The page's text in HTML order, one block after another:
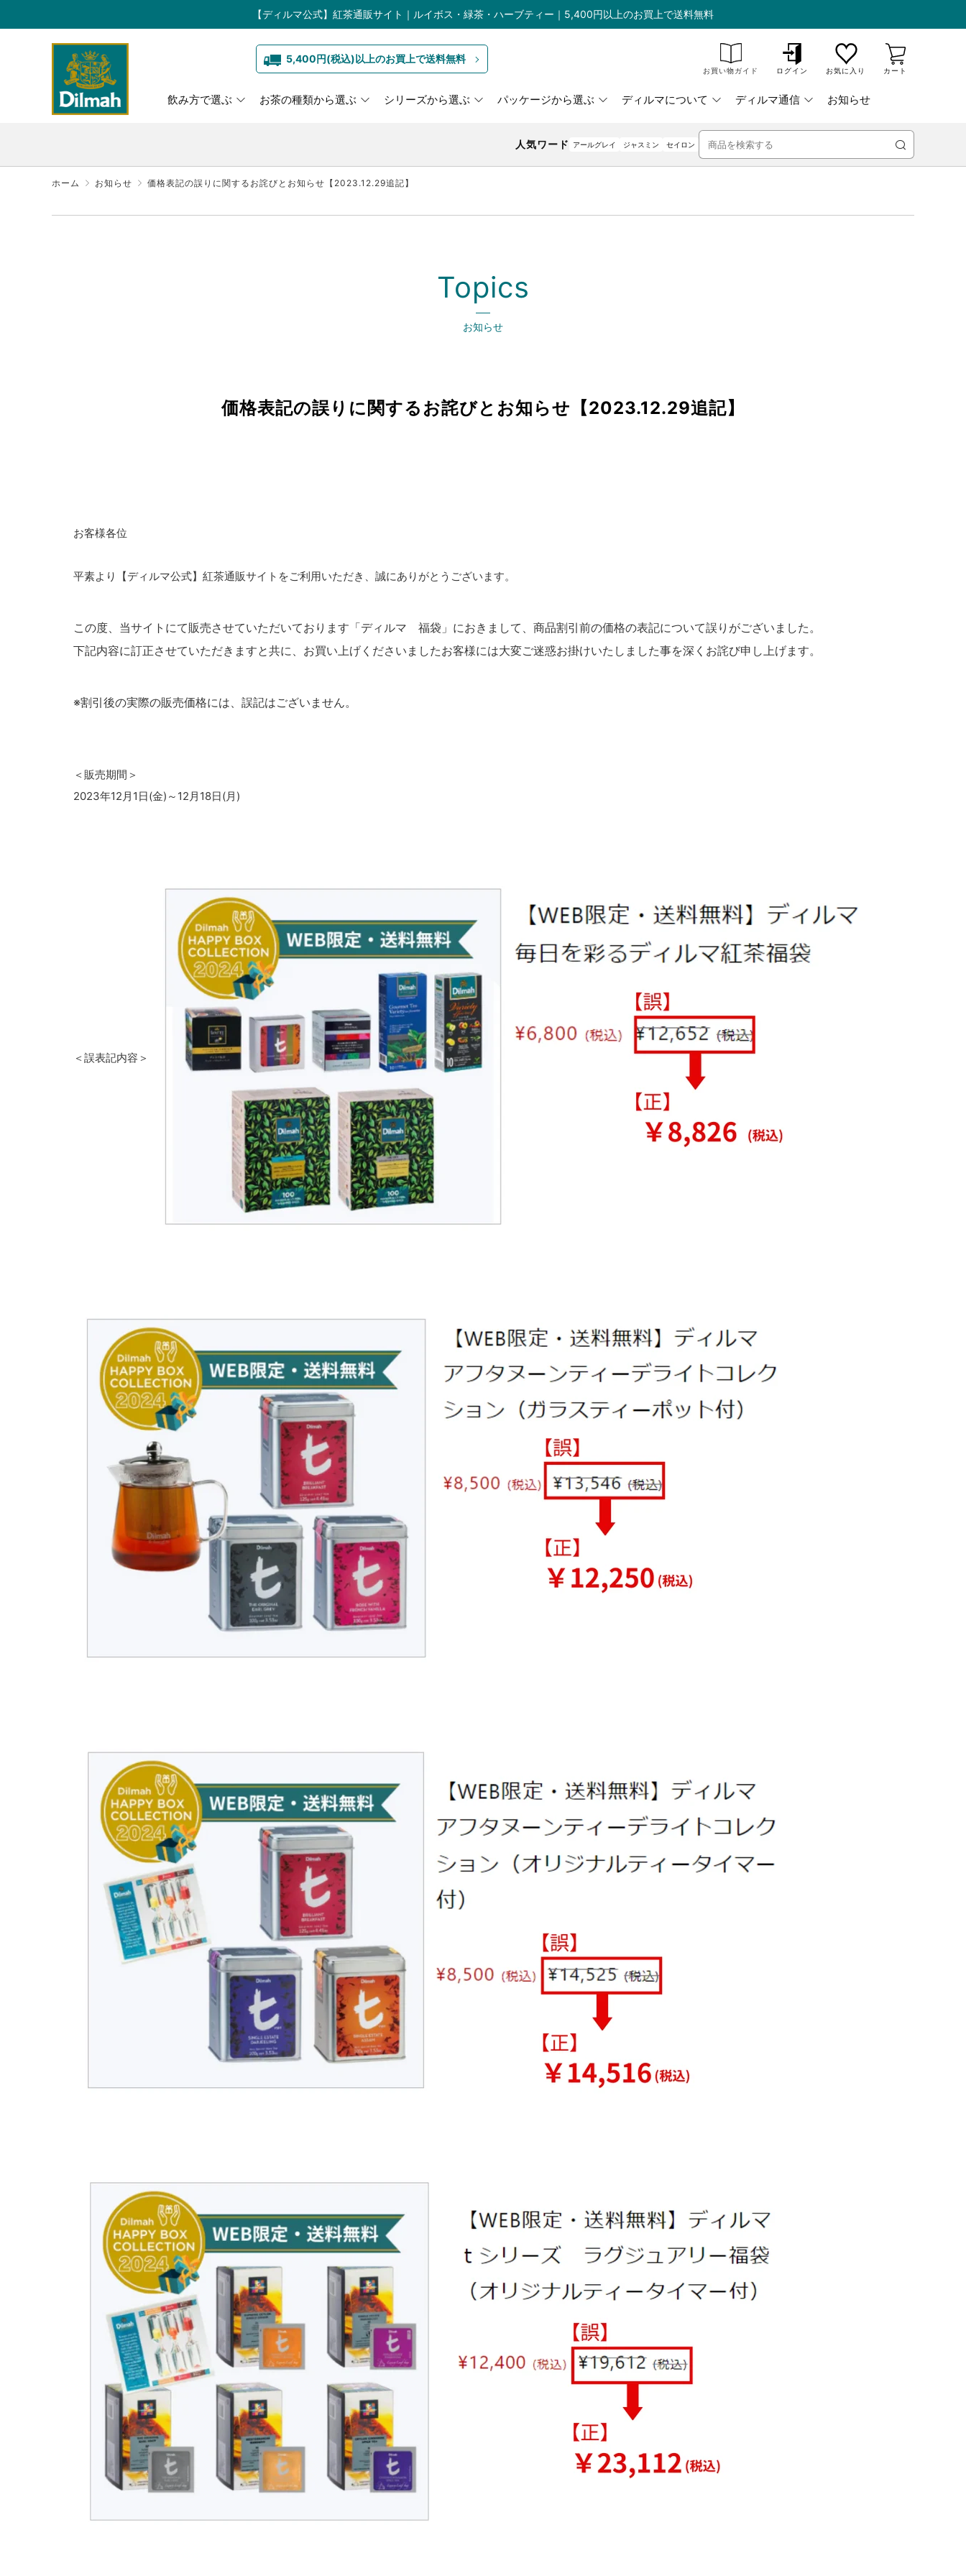
【ディルマ公式】紅茶通販サイト｜ルイボス・緑茶・ハーブティー｜5,400円以上のお買上で送料無料
5,400円(税込)以上のお買上で送料無料
お買い物ガイド ログイン お気に入り カート
飲み方で選ぶ お茶の種類から選ぶ シリーズから選ぶ パッケージから選ぶ ディルマについて ディルマ通信 お知らせ
人気ワード アールグレイ ジャスミン セイロン
ホーム お知らせ 価格表記の誤りに関するお詫びとお知らせ【2023.12.29追記】
Topics
お知らせ
価格表記の誤りに関するお詫びとお知らせ【2023.12.29追記】
お客様各位
平素より【ディルマ公式】紅茶通販サイトをご利用いただき、誠にありがとうございます。
この度、当サイトにて販売させていただいております 「ディルマ 福袋」におきまして、商品割引前の価格の表記について誤りがございました。
下記内容に訂正させていただきますと共に、 お買い上げくださいましたお客様には大変ご迷惑お掛けいたしました事を深くお詫び申し上げます。
※割引後の実際の販売価格には、誤記はございません。
＜販売期間＞
2023年12月1日(金)～12月18日(月)
＜誤表記内容＞